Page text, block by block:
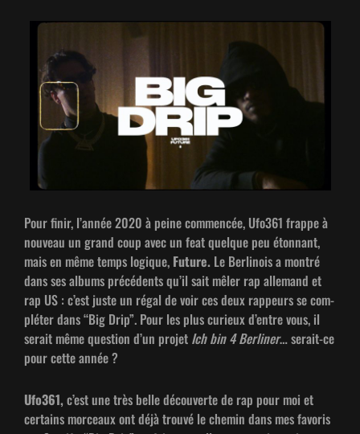
Pour finir, l’année 2020 à peine com­mencée, Ufo361 frappe à
nou­veau un grand coup avec un feat quelque peu éton­nant,
mais en même temps logique, Future. Le Berli­nois a mon­tré
dans ses albums précé­dents qu’il sait mêler rap alle­mand et
rap US : c’est juste un régal de voir ces deux rappeurs se com­
pléter dans “Big Drip”. Pour les plus curieux d’entre vous, il
serait même ques­tion d’un pro­jet Ich bin 4 Berlin­er… serait-ce
pour cette année ?
Ufo361, c’est une très belle décou­verte de rap pour moi et
cer­tains morceaux ont déjà trou­vé le chemin dans mes favoris